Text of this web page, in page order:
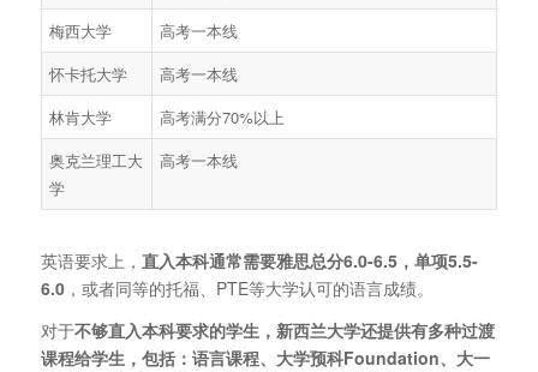
梅西大学
高考一本线
怀卡托大学
高考一本线
林肯大学
高考满分70%以上
奥克兰理工大
学
高考一本线
英语要求上， 直入本科通常需要雅思总分6.0-6.5，单项5.5-
6.0，或者同等的托福、PTE等大学认可的语言成绩。
对于不够直入本科要求的学生，新西兰大学还提供有多种过渡
课程给学生，包括：语言课程、大学预科Foundation、大一